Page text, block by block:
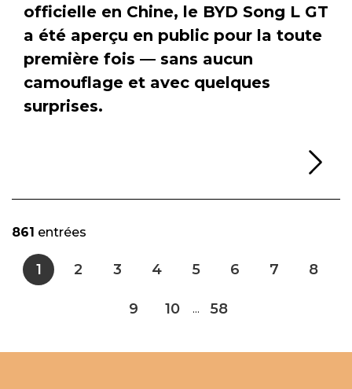
officielle en Chine, le BYD Song L GT
a été aperçu en public pour la toute
première fois — sans aucun
camouflage et avec quelques
surprises.
861 entrées
1 2 3 4 5 6 7 8
9 10 ... 58